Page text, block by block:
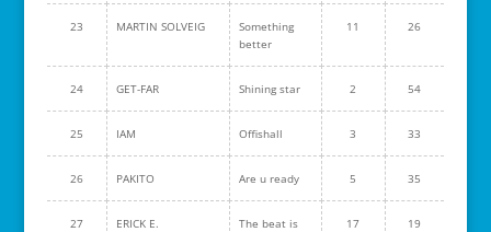
23 MARTIN SOLVEIG
Something
better
11 26
24 GET-FAR Shining star 2 54
25 IAM Offishall 3 33
26 PAKITO Are u ready 5 35
27 ERICK E.
The beat is
17 19